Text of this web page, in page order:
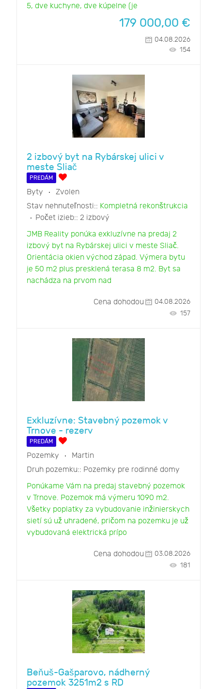
5, dve kuchyne, dve kúpelne (je
179 000,00 €
04.08.2026
154
2 izbový byt na Rybárskej ulici v
meste Sliač
PREDÁM
Byty
Zvolen
Stav nehnuteľnosti:: Kompletná rekonštrukcia
Počet izieb:: 2 izbový
JMB Reality ponúka exkluzívne na predaj 2
izbový byt na Rybárskej ulici v meste Sliač.
Orientácia okien východ západ. Výmera bytu
je 50 m2 plus presklená terasa 8 m2. Byt sa
nachádza na prvom nad
Cena dohodou
04.08.2026
157
Exkluzívne: Stavebný pozemok v
Trnove - rezerv
PREDÁM
Pozemky
Martin
Druh pozemku:: Pozemky pre rodinné domy
Ponúkame Vám na predaj stavebný pozemok
v Trnove. Pozemok má výmeru 1090 m2.
Všetky poplatky za vybudovanie inžinierskych
sietí sú už uhradené, pričom na pozemku je už
vybudovaná elektrická prípo
Cena dohodou
03.08.2026
181
Beňuš-Gašparovo, nádherný
pozemok 3251m2 s RD